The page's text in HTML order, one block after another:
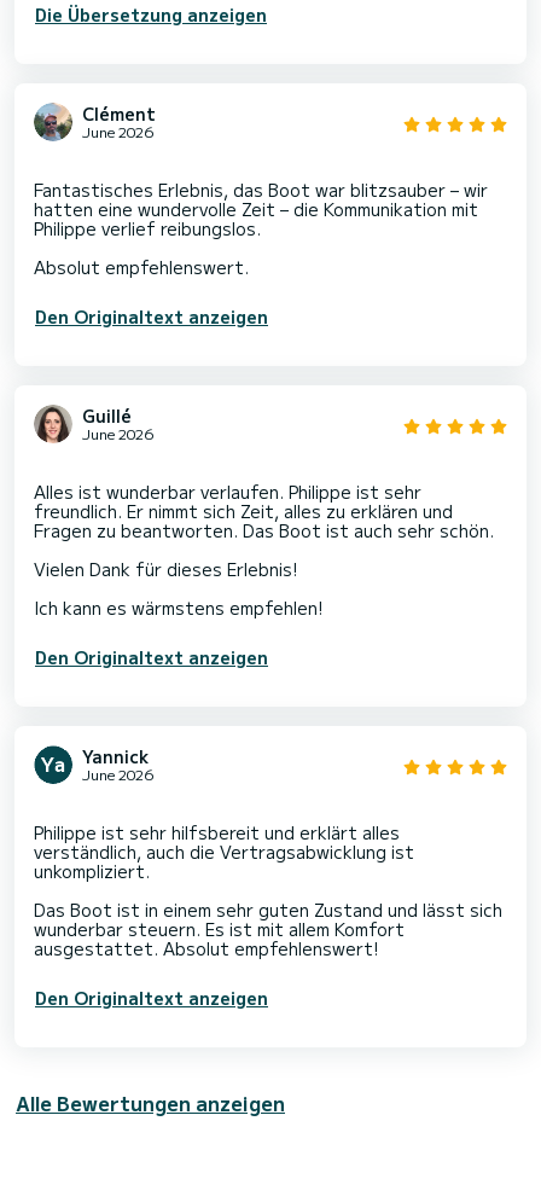
Die Übersetzung anzeigen
Clément
June 2026
Fantastisches Erlebnis, das Boot war blitzsauber – wir
hatten eine wundervolle Zeit – die Kommunikation mit
Philippe verlief reibungslos.
Den Originaltext anzeigen
Guillé
June 2026
Alles ist wunderbar verlaufen. Philippe ist sehr
freundlich. Er nimmt sich Zeit, alles zu erklären und
Fragen zu beantworten. Das Boot ist auch sehr schön.
Vielen Dank für dieses Erlebnis!
Den Originaltext anzeigen
Yannick
June 2026
Philippe ist sehr hilfsbereit und erklärt alles
verständlich, auch die Vertragsabwicklung ist
unkompliziert.
Das Boot ist in einem sehr guten Zustand und lässt sich
wunderbar steuern. Es ist mit allem Komfort
Den Originaltext anzeigen
Alle Bewertungen anzeigen